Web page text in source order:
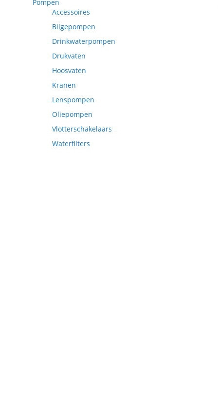
Pompen
Accessoires
Bilgepompen
Drinkwaterpompen
Drukvaten
Hoosvaten
Kranen
Lenspompen
Oliepompen
Vlotterschakelaars
Waterfilters